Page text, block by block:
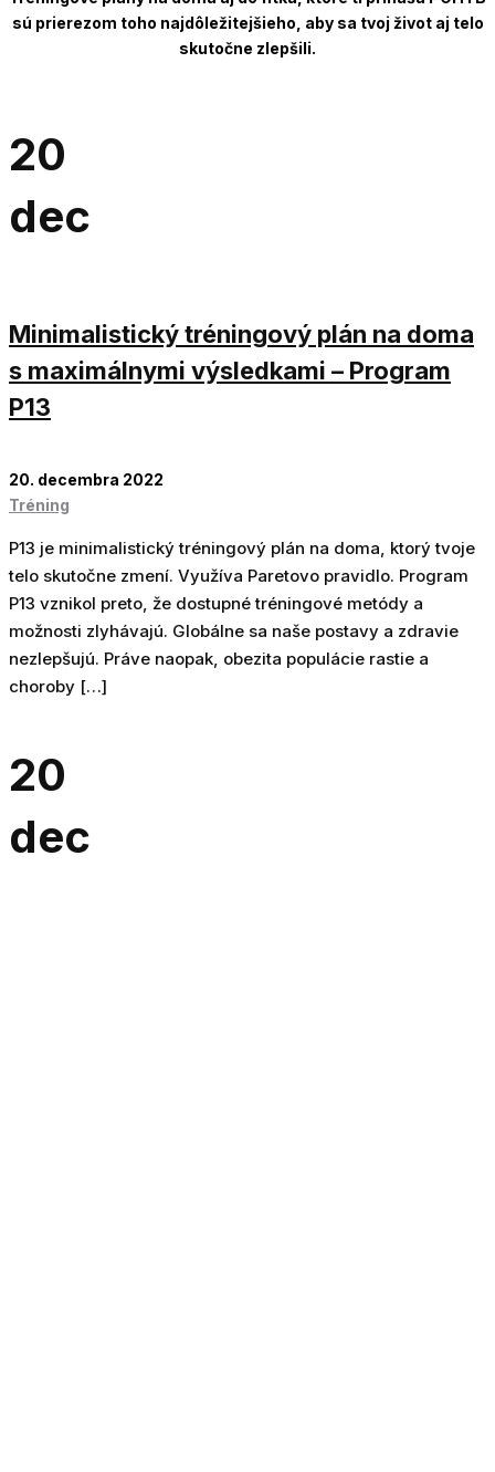
sú prierezom toho najdôležitejšieho, aby sa tvoj život aj telo
skutočne zlepšili.
20
dec
Minimalistický tréningový plán na doma
s maximálnymi výsledkami – Program
P13
20. decembra 2022
Tréning
P13 je minimalistický tréningový plán na doma, ktorý tvoje
telo skutočne zmení. Využíva Paretovo pravidlo. Program
P13 vznikol preto, že dostupné tréningové metódy a
možnosti zlyhávajú. Globálne sa naše postavy a zdravie
nezlepšujú. Práve naopak, obezita populácie rastie a
choroby […]
20
dec